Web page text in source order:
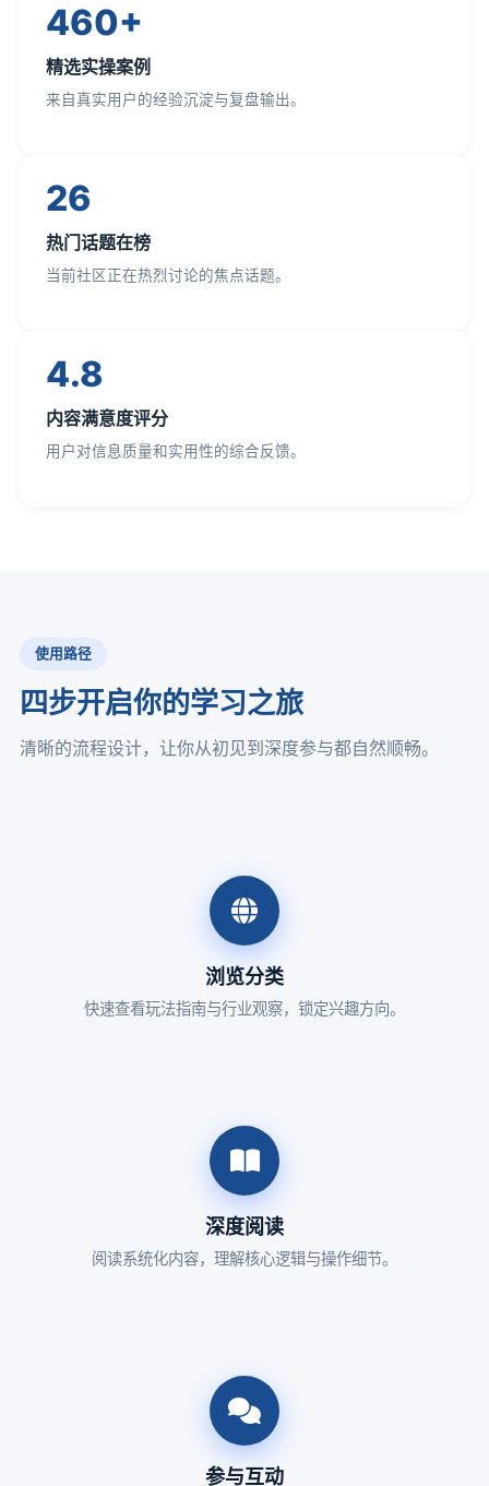
460+
精选实操案例
来自真实用户的经验沉淀与复盘输出。
26
热门话题在榜
当前社区正在热烈讨论的焦点话题。
4.8
内容满意度评分
用户对信息质量和实用性的综合反馈。
使用路径
四步开启你的学习之旅
清晰的流程设计，让你从初见到深度参与都自然顺畅。
浏览分类
快速查看玩法指南与行业观察，锁定兴趣方向。
深度阅读
阅读系统化内容，理解核心逻辑与操作细节。
参与互动